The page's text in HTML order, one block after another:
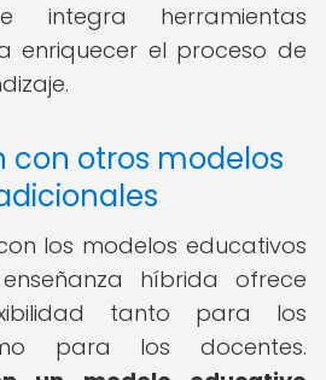
herramientas
enriquecer el proceso de
otros modelos
los modelos educativos
híbrida ofrece
tanto para los
para los docentes.